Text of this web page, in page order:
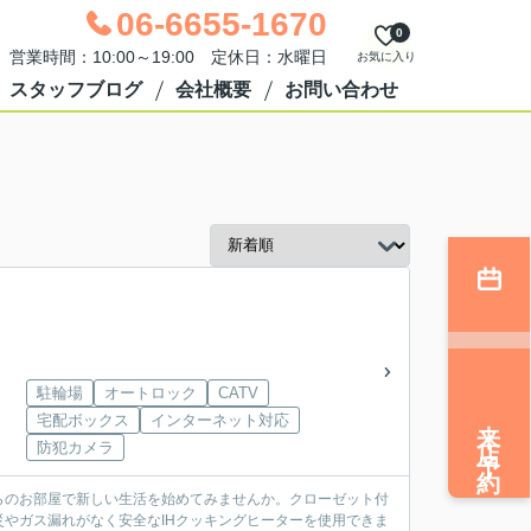
06-6655-1670
営業時間：10:00～19:00 定休日：水曜日 お気に入り
0
スタッフブログ 会社概要 お問い合わせ
駐輪場 オートロック
CATV
宅配ボックス
インターネット対応
防犯カメラ
お部屋で新しい生活を始めてみませんか。クローゼット付
ガス漏れがなく安全なIHクッキングヒーターを使用できま
来店予約